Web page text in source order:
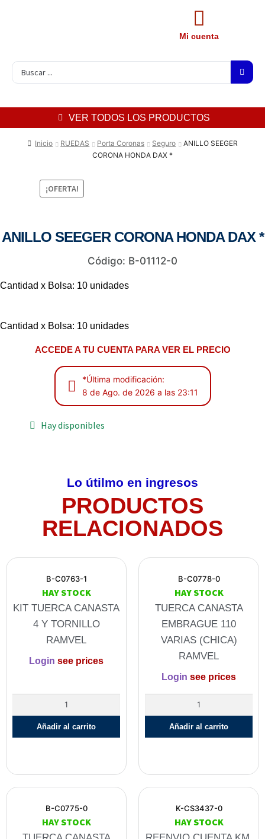
Mi cuenta
VER TODOS LOS PRODUCTOS
Inicio RUEDAS Porta Coronas Seguro
ANILLO SEEGER
CORONA HONDA DAX *
¡OFERTA!
ANILLO SEEGER CORONA HONDA DAX *
Código: B-01112-0
Cantidad x Bolsa: 10 unidades
Cantidad x Bolsa: 10 unidades
ACCEDE A TU CUENTA PARA VER EL PRECIO
*Última modificación:
8 de Ago. de 2026 a las 23:11
Hay disponibles
Lo útilmo en ingresos
PRODUCTOS
RELACIONADOS
B-C0763-1
HAY STOCK
KIT TUERCA CANASTA
4 Y TORNILLO
RAMVEL
Login see prices
Añadir al carrito
B-C0778-0
HAY STOCK
TUERCA CANASTA
EMBRAGUE 110
VARIAS (CHICA)
RAMVEL
Login see prices
Añadir al carrito
B-C0775-0
HAY STOCK
K-CS3437-0
HAY STOCK